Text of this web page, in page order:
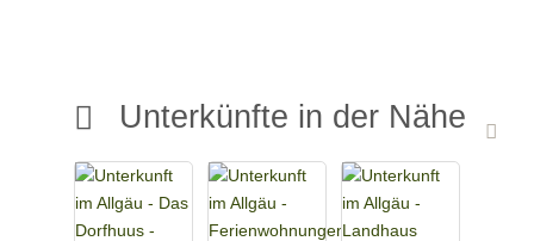
Unterkünfte in der Nähe